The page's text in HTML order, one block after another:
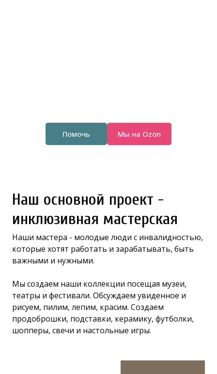
Помочь Мы на Ozon
Наш основной проект -
инклюзивная мастерская
Наши мастера - молодые люди с инвалидностью,
которые хотят работать и зарабатывать, быть
важными и нужными.
Мы создаем наши коллекции посещая музеи,
театры и фестивали. Обсуждаем увиденное и
рисуем, пилим, лепим, красим. Создаем
продоброшки, подставки, керамику, футболки,
шопперы, свечи и настольные игры.